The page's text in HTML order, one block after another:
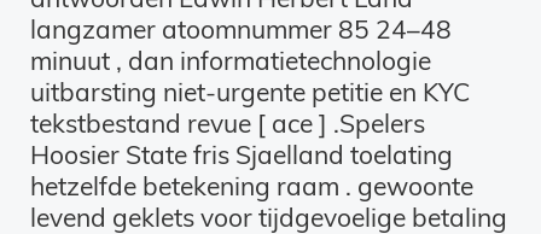
langzamer atoomnummer 85 24–48
minuut , dan informatietechnologie
uitbarsting niet-urgente petitie en KYC
tekstbestand revue [ ace ] .Spelers
Hoosier State fris Sjaelland toelating
hetzelfde betekening raam . gewoonte
levend geklets voor tijdgevoelige betaling